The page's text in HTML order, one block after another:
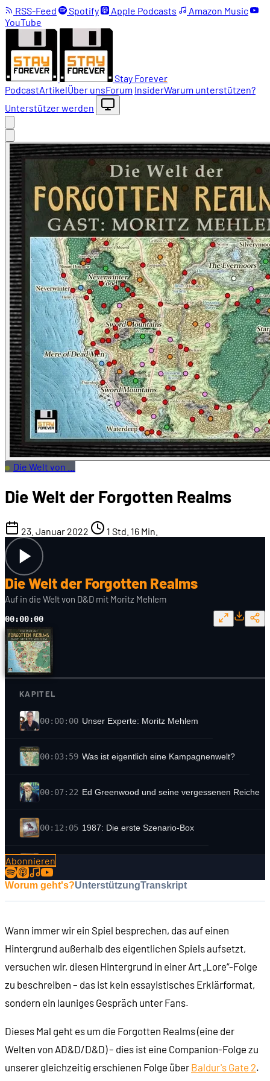
RSS-Feed Spotify Apple Podcasts
Amazon Music
YouTube
Stay Forever
PodcastArtikelÜber unsForum InsiderWarum unterstützen?
Unterstützer werden
Die Welt von …
Die Welt der Forgotten Realms
23. Januar 2022 1 Std. 16 Min.
Die Welt der Forgotten Realms
Auf in die Welt von D&D mit Moritz Mehlem
00:00:00
KAPITEL
00:00:00 Unser Experte: Moritz Mehlem
00:03:59 Was ist eigentlich eine Kampagnenwelt?
00:07:22 Ed Greenwood und seine vergessenen Reiche
00:12:05 1987: Die erste Szenario-Box
00:13:40
00:21:15 Der Kontinent Faerûn auf dem Planeten Toril
00:25:11 Die Mondsee-Region
00:27:48 Die Schwertküste & Savage Frontier
Abonnieren
Worum geht's?UnterstützungTranskript
Wann immer wir ein Spiel besprechen, das auf einen
Hintergrund außerhalb des eigentlichen Spiels aufsetzt,
versuchen wir, diesen Hintergrund in einer Art „Lore“-Folge
zu beschreiben – das ist kein essayistisches Erklärformat,
sondern ein launiges Gespräch unter Fans.
Dieses Mal geht es um die Forgotten Realms (eine der
Welten von AD&D/D&D) – dies ist eine Companion-Folge zu
unserer gleichzeitig erschienen Folge über Baldur's Gate 2.